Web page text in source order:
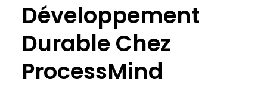
Développement
Durable Chez
ProcessMind